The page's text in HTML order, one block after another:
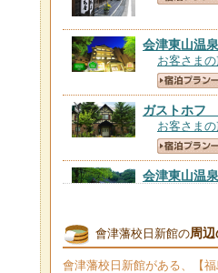
会津東山温
お客さまの
ガストホフ
お客さまの
会津東山温
会津東山温
お客さま
會津藩校日新館の周
會津藩校日新館がある、【